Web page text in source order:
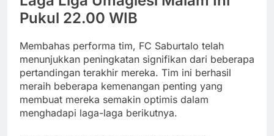
Pukul 22.00 WIB
Membahas performa tim, FC Saburtalo telah
menunjukkan peningkatan signifikan dari beberapa
pertandingan terakhir mereka. Tim ini berhasil
meraih beberapa kemenangan penting yang
membuat mereka semakin optimis dalam
menghadapi laga-laga berikutnya.